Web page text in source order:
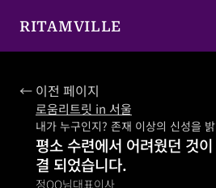
RITAMVILLE
← 이전 페이지
로움리트릿 in 서울
내가 누구인지? 존재 이상의 신성을
평소 수련에서 어려웠던 것
결 되었습니다.
정OO님대표이사